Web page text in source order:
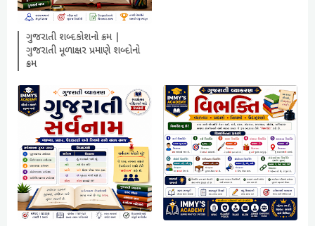
ગુજરાતી શબ્દકોશનો ક્રમ |
ગુજરાતી મૂળાક્ષર પ્રમાણે શબ્દોનો
ક્રમ